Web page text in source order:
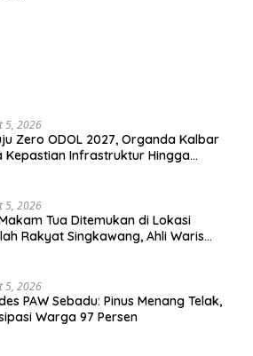
5, 2026
Zero ODOL 2027, Organda Kalbar
Kepastian Infrastruktur Hingga
5, 2026
Tua Ditemukan di Lokasi
Rakyat Singkawang, Ahli Waris
5, 2026
PAW Sebadu: Pinus Menang Telak,
Warga 97 Persen